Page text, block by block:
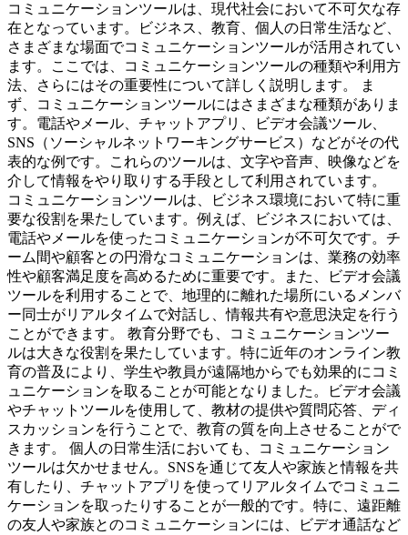
コミュニケーションツールは、現代社会において不可欠な存
在となっています。ビジネス、教育、個人の日常生活など、
さまざまな場面でコミュニケーションツールが活用されてい
ます。ここでは、コミュニケーションツールの種類や利用方
法、さらにはその重要性について詳しく説明します。 ま
ず、コミュニケーションツールにはさまざまな種類がありま
す。電話やメール、チャットアプリ、ビデオ会議ツール、
SNS（ソーシャルネットワーキングサービス）などがその代
表的な例です。これらのツールは、文字や音声、映像などを
介して情報をやり取りする手段として利用されています。
コミュニケーションツールは、ビジネス環境において特に重
要な役割を果たしています。例えば、ビジネスにおいては、
電話やメールを使ったコミュニケーションが不可欠です。チ
ーム間や顧客との円滑なコミュニケーションは、業務の効率
性や顧客満足度を高めるために重要です。また、ビデオ会議
ツールを利用することで、地理的に離れた場所にいるメンバ
ー同士がリアルタイムで対話し、情報共有や意思決定を行う
ことができます。 教育分野でも、コミュニケーションツー
ルは大きな役割を果たしています。特に近年のオンライン教
育の普及により、学生や教員が遠隔地からでも効果的にコミ
ュニケーションを取ることが可能となりました。ビデオ会議
やチャットツールを使用して、教材の提供や質問応答、ディ
スカッションを行うことで、教育の質を向上させることがで
きます。 個人の日常生活においても、コミュニケーション
ツールは欠かせません。SNSを通じて友人や家族と情報を共
有したり、チャットアプリを使ってリアルタイムでコミュニ
ケーションを取ったりすることが一般的です。特に、遠距離
の友人や家族とのコミュニケーションには、ビデオ通話など